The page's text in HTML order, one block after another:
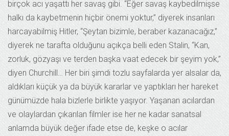
birçok acı yaşattı her savaş gibi. “Eğer savaş kaybedilmişse
halkı da kaybetmenin hiçbir önemi yoktur,” diyerek insanları
harcayabilmiş Hitler, “Şeytan bizimle, beraber kazanacağız,”
diyerek ne tarafta olduğunu açıkça belli eden Stalin, “Kan,
zorluk, gözyaşı ve terden başka vaat edecek bir şeyim yok,”
diyen Churchill… Her biri şimdi tozlu sayfalarda yer alsalar da,
aldıkları küçük ya da büyük kararlar ve yaptıkları her hareket
günümüzde hala bizlerle birlikte yaşıyor. Yaşanan acılardan
ve olaylardan çıkarılan filmler ise her ne kadar sanatsal
anlamda büyük değer ifade etse de, keşke o acılar